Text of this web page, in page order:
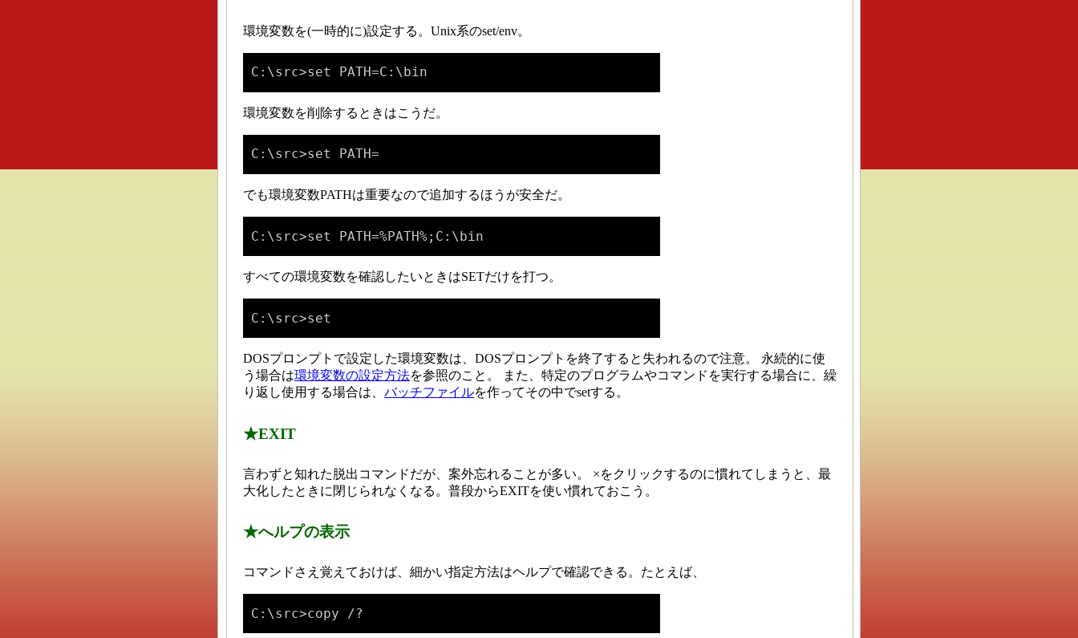
環境変数を(一時的に)設定する。Unix系のset/env。
C:\src>set PATH=C:\bin
環境変数を削除するときはこうだ。
C:\src>set PATH=
でも環境変数PATHは重要なので追加するほうが安全だ。
C:\src>set PATH=%PATH%;C:\bin
すべての環境変数を確認したいときはSETだけを打つ。
C:\src>set
DOSプロンプトで設定した環境変数は、DOSプロンプトを終了すると失われるので注意。 永続的に使
う場合は環境変数の設定方法を参照のこと。 また、特定のプログラムやコマンドを実行する場合に、繰
り返し使用する場合は、 バッチファイルを作ってその中でsetする。
★EXIT
言わずと知れた脱出コマンドだが、案外忘れることが多い。 ×をクリックするのに慣れてしまうと、最
大化したときに閉じられなくなる。普段からEXITを使い慣れておこう。
★へルプの表示
コマンドさえ覚えておけば、細かい指定方法はヘルプで確認できる。たとえば、
C:\src>copy /?